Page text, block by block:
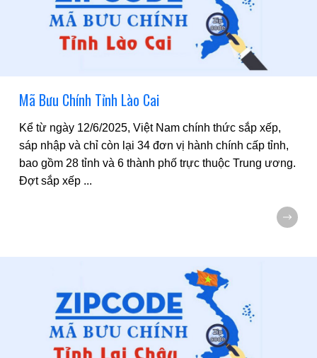
Mã Bưu Chính Tỉnh Lào Cai
Kể từ ngày 12/6/2025, Việt Nam chính thức sắp xếp,
sáp nhập và chỉ còn lại 34 đơn vị hành chính cấp tỉnh,
bao gồm 28 tỉnh và 6 thành phố trực thuộc Trung ương.
Đợt sắp xếp ...